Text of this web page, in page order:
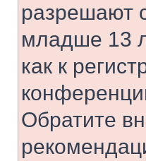
разрешают
младше 13
как к
Обратите